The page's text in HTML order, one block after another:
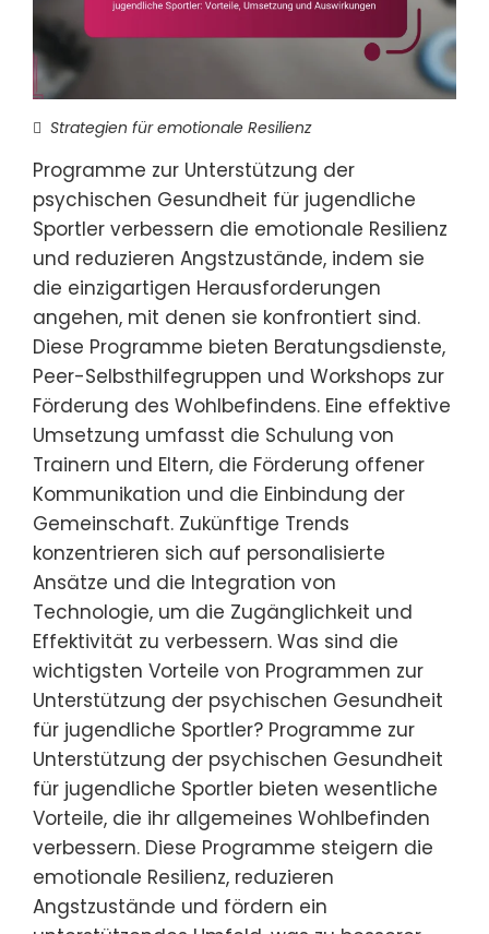
Strategien für emotionale Resilienz
Programme zur Unterstützung der
psychischen Gesundheit für jugendliche
Sportler verbessern die emotionale Resilienz
und reduzieren Angstzustände, indem sie
die einzigartigen Herausforderungen
angehen, mit denen sie konfrontiert sind.
Diese Programme bieten Beratungsdienste,
Peer-Selbsthilfegruppen und Workshops zur
Förderung des Wohlbefindens. Eine effektive
Umsetzung umfasst die Schulung von
Trainern und Eltern, die Förderung offener
Kommunikation und die Einbindung der
Gemeinschaft. Zukünftige Trends
konzentrieren sich auf personalisierte
Ansätze und die Integration von
Technologie, um die Zugänglichkeit und
Effektivität zu verbessern. Was sind die
wichtigsten Vorteile von Programmen zur
Unterstützung der psychischen Gesundheit
für jugendliche Sportler? Programme zur
Unterstützung der psychischen Gesundheit
für jugendliche Sportler bieten wesentliche
Vorteile, die ihr allgemeines Wohlbefinden
verbessern. Diese Programme steigern die
emotionale Resilienz, reduzieren
Angstzustände und fördern ein